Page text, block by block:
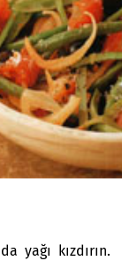
yağı kızdırın.